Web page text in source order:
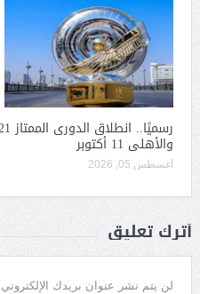
والأهلى 11 أكتوبر
أغسطس 05, 2026
أترك تعليق
لن يتم نشر عنوان بريدك الإلكتروني.